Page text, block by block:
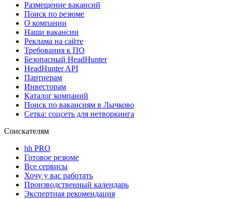
Размещение вакансий
Поиск по резюме
О компании
Наши вакансии
Реклама на сайте
Требования к ПО
Безопасный HeadHunter
HeadHunter API
Партнерам
Инвесторам
Каталог компаний
Поиск по вакансиям в Лычково
Сетка: соцсеть для нетворкинга
Соискателям
hh PRO
Готовое резюме
Все сервисы
Хочу у вас работать
Производственный календарь
Экспертная рекомендация